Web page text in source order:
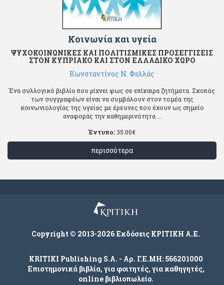
Κοινωνία και υγεία
ΨΥΧΟΚΟΙΝΩΝΙΚΕΣ ΚΑΙ ΠΟΛΙΤΙΣΜΙΚΕΣ ΠΡΟΣΕΓΓΙΣΕΙΣ
ΣΤΟΝ ΚΥΠΡΙΑΚΟ ΚΑΙ ΣΤΟΝ ΕΛΛΑΔΙΚΟ ΧΩΡΟ
Κωνσταντίνος Ν. Φελλάς
Ένα συλλογικό βιβλίο που ρίχνει φως σε επίκαιρα ζητήματα. Σκοπός
των συγγραφέων είναι να συμβάλουν στον τομέα της
κοινωνιολογίας της υγείας με έρευνες που έχουν ως σημείο
αναφοράς την καθημερινότητα ...
Έντυπο: 35.00€
περισσότερα
Copyright © 2013-2026 Εκδόσεις ΚΡΙΤΙΚΗ Α.Ε.
KRITIKI Publishing S.A. - Αρ. Γ.Ε.ΜΗ: 566201000
Επιστημονικά βιβλία, για φοιτητές, για καθηγητές,
online βιβλιοπωλείο.